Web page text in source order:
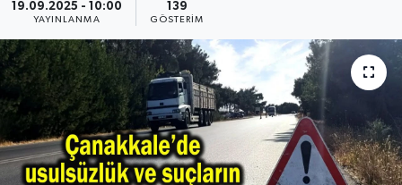
19.09.2025 - 10:00
YAYINLANMA
139
GÖSTERIM